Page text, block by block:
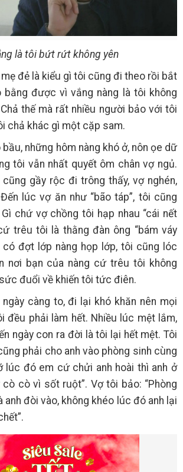
là tôi bứt rứt không yên
đẻ là kiểu gì tôi cũng đi theo rồi bắt
bằng được vì vắng nàng là tôi không
thế mà rất nhiều người bảo với tôi
chả khác gì một cặp sam.
những hôm nàng khó ở, nôn ọe dữ
tôi vẫn nhất quyết ôm chân vợ ngủ.
gầy rộc đi trông thấy, vợ nghén,
lúc vợ ăn như “bão táp”, tôi cũng
chứ vợ chồng tôi hạp nhau “cái nết
trêu tôi là thằng đàn ông “bám váy
có đợt lớp nàng họp lớp, tôi cũng lóc
nơi bạn của nàng cứ trêu tôi không
đuổi về khiến tôi tức điên.
càng to, đi lại khó khăn nên mọi
đều phải làm hết. Nhiều lúc mệt lắm,
ngày con ra đời là tôi lại hết mệt. Tôi
phải cho anh vào phòng sinh cùng
lúc đó em cứ chửi anh hoài thì anh ở
cò cò vì sốt ruột”. Vợ tôi bảo: “Phòng
anh đòi vào, không khéo lúc đó anh lại